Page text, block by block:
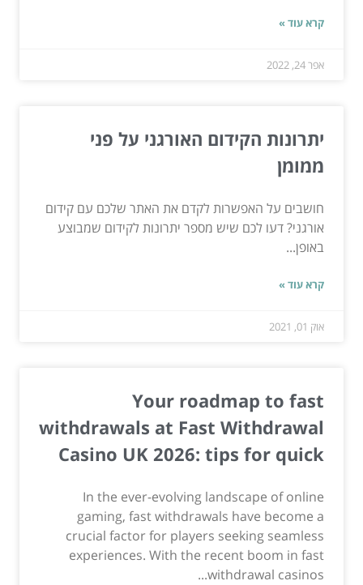
קרא עוד »
אפר 24, 2022
יתרונות הקידום האורגני על פני
ממומן
חושבים על האפשרות לקדם את האתר שלכם עם קידום
אורגני? דעו לכם שיש מספר יתרונות לקידום שמבוצע
באופן...
קרא עוד »
אוק 01, 2021
Your roadmap to fast
withdrawals at Fast Withdrawal
Casino UK 2026: tips for quick
In the ever-evolving landscape of online
gaming, fast withdrawals have become a
crucial factor for players seeking seamless
experiences. With the recent boom in fast
withdrawal casinos...